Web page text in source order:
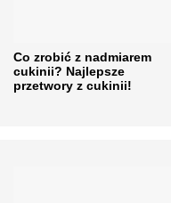
Co zrobić z nadmiarem
cukinii? Najlepsze
przetwory z cukinii!